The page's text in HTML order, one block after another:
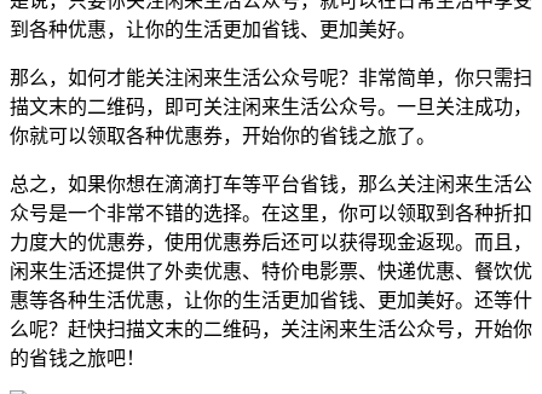
到各种优惠，让你的生活更加省钱、更加美好。
那么，如何才能关注闲来生活公众号呢？非常简单，你只需扫
描文末的二维码，即可关注闲来生活公众号。一旦关注成功，
你就可以领取各种优惠券，开始你的省钱之旅了。
总之，如果你想在滴滴打车等平台省钱，那么关注闲来生活公
众号是一个非常不错的选择。在这里，你可以领取到各种折扣
力度大的优惠券，使用优惠券后还可以获得现金返现。而且，
闲来生活还提供了外卖优惠、特价电影票、快递优惠、餐饮优
惠等各种生活优惠，让你的生活更加省钱、更加美好。还等什
么呢？赶快扫描文末的二维码，关注闲来生活公众号，开始你
的省钱之旅吧！